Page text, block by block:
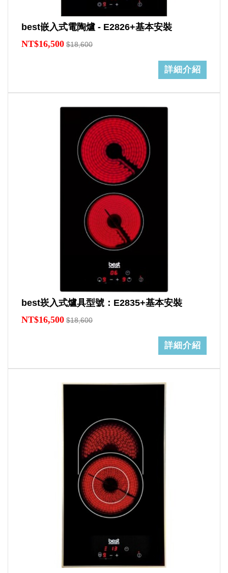
best嵌入式電陶爐 - E2826+基本安裝
NT$16,500 $18,600
詳細介紹
best崁入式爐具型號：E2835+基本安裝
NT$16,500 $18,600
詳細介紹